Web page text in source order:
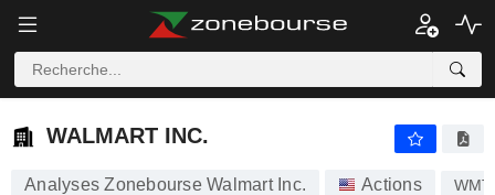
WALMART INC.
WALMART INC.
Analyses Zonebourse Walmart Inc. Actions WMT